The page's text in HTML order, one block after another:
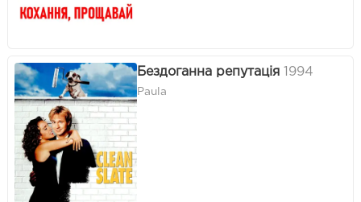
Бездоганна репутація 1994
Paula